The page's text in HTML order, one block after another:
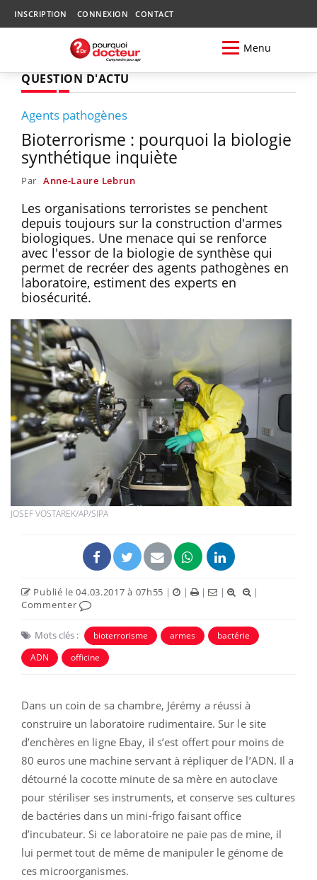
INSCRIPTION CONNEXION CONTACT
Menu
QUESTION D'ACTU
Agents pathogènes
Bioterrorisme : pourquoi la biologie
synthétique inquiète
Par Anne-Laure Lebrun
Les organisations terroristes se penchent
depuis toujours sur la construction d'armes
biologiques. Une menace qui se renforce
avec l'essor de la biologie de synthèse qui
permet de recréer des agents pathogènes en
laboratoire, estiment des experts en
biosécurité.
JOSEF VOSTAREK/AP/SIPA
Publié le 04.03.2017 à 07h55 | | | |
|
Commenter
Mots clés : bioterrorisme armes
bactérie
ADN
officine
Dans un coin de sa chambre, Jérémy a réussi à
construire un laboratoire rudimentaire. Sur le site
d’enchères en ligne Ebay, il s’est offert pour moins de
80 euros une machine servant à répliquer de l’ADN. Il a
détourné la cocotte minute de sa mère en autoclave
pour stériliser ses instruments, et conserve ses cultures
de bactéries dans un mini-frigo faisant office
d’incubateur. Si ce laboratoire ne paie pas de mine, il
lui permet tout de même de manipuler le génome de
ces microorganismes.